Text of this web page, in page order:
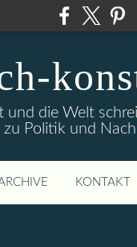
die Welt
Politik und
KONTAKT